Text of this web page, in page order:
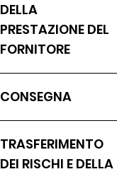
DELLA
PRESTAZIONE DEL
FORNITORE
CONSEGNA
TRASFERIMENTO
DEI RISCHI E DELLA